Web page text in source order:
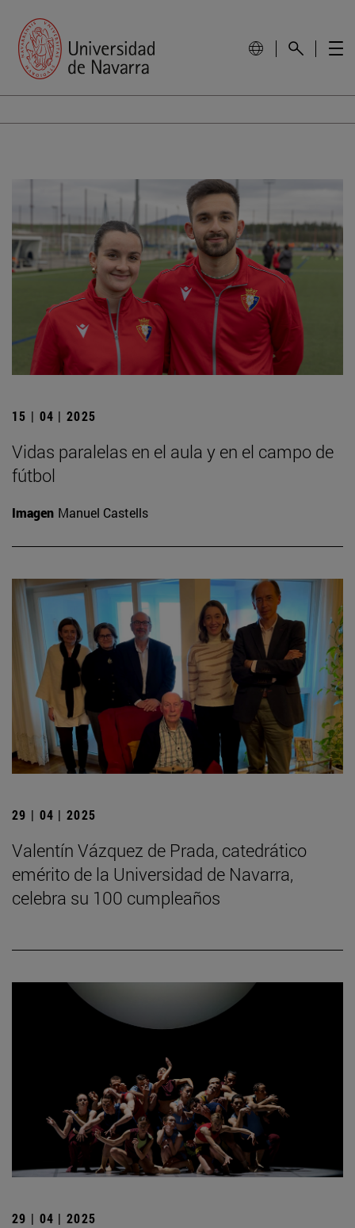
15 | 04 | 2025
Vidas paralelas en el aula y en el campo de
fútbol
Imagen Manuel Castells
29 | 04 | 2025
Valentín Vázquez de Prada, catedrático
emérito de la Universidad de Navarra,
celebra su 100 cumpleaños
29 | 04 | 2025